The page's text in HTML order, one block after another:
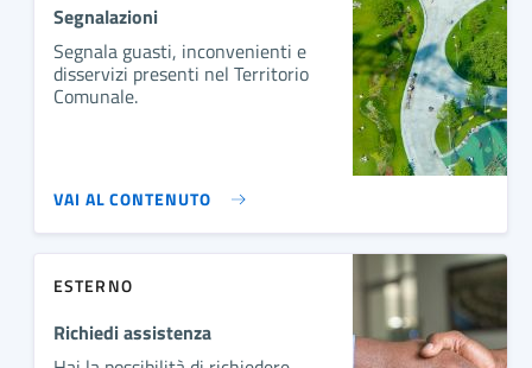
Segnalazioni
Segnala guasti, inconvenienti e
disservizi presenti nel Territorio
Comunale.
VAI AL CONTENUTO
ESTERNO
Richiedi assistenza